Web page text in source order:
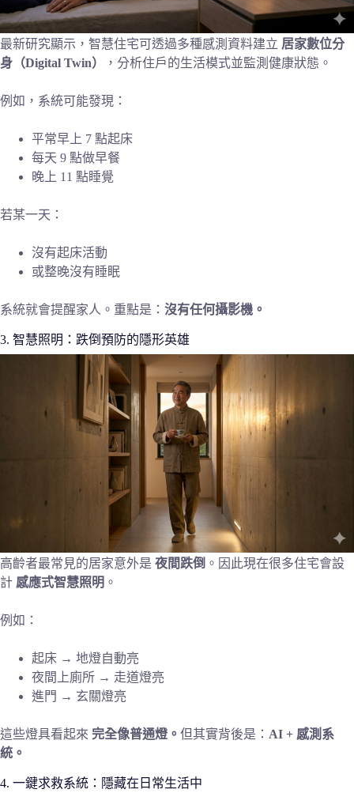
最新研究顯示，智慧住宅可透過多種感測資料建立 居家數位分
身（Digital Twin）
，分析住戶的生活模式並監測健康狀態。
例如，系統可能發現：
平常早上 7 點起床
每天 9 點做早餐
晚上 11 點睡覺
若某一天：
沒有起床活動
或整晚沒有睡眠
系統就會提醒家人。重點是： 沒有任何攝影機。
3. 智慧照明：跌倒預防的隱形英雄
高齡者最常見的居家意外是 夜間跌倒 。因此現在很多住宅會設
計 感應式智慧照明 。
例如：
起床 → 地燈自動亮
夜間上廁所 → 走道燈亮
進門 → 玄關燈亮
這些燈具看起來 完全像普通燈。 但其實背後是： AI + 感測系
統。
4. 一鍵求救系統：隱藏在日常生活中